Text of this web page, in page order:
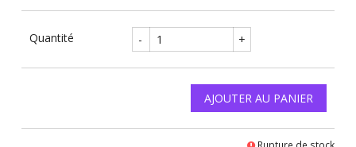
Quantité - +
AJOUTER AU PANIER
Rupture de stock